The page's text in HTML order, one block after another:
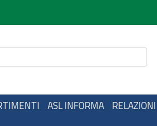
ASL INFORMA